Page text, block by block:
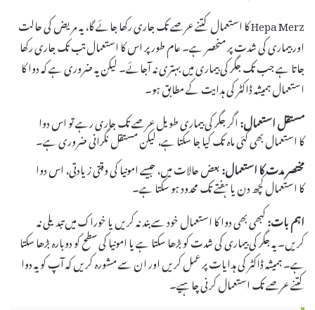
Hepa Merz کا استعمال کتنے عرصے تک جاری رکھا جائے گا، یہ مریض کی حالت
اور بیماری کی شدت پر منحصر ہے۔ عام طور پر اس کا استعمال تب تک جاری رکھا
جاتا ہے جب تک جگر کی بیماری میں بہتری نہ آجائے۔ لیکن یہ ضروری ہے کہ دوا کا
استعمال ہمیشہ ڈاکٹر کی ہدایت کے مطابق ہو۔
مستقل استعمال:اگر جگر کی بیماری طویل عرصے تک جاری رہے تو اس دوا
کا استعمال بھی کئی ماہ تک کیا جا سکتا ہے، لیکن مستقل نگرانی ضروری ہے۔
مختصر مدت کا استعمال:بعض حالات میں، جیسے امونیا کی وقتی زیادتی، اس دوا
کا استعمال کچھ دن یا ہفتے تک محدود ہو سکتا ہے۔
اہم بات:کبھی بھی دوا کا استعمال خود سے بند نہ کریں یا خوراک میں تبدیلی نہ
کریں۔ یہ جگر کی بیماری کی شدت کو بڑھا سکتا ہے یا امونیا کی سطح کو دوبارہ بڑھا سکتا
ہے۔ ہمیشہ ڈاکٹر کی ہدایات پر عمل کریں اور ان سے مشورہ کریں کہ آپ کو یہ دوا
کتنے عرصے تک استعمال کرنی چاہیے۔